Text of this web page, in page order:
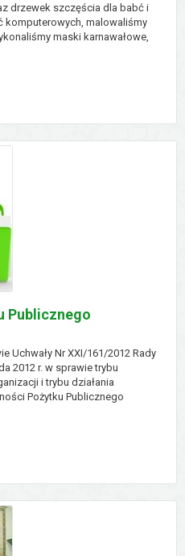
drzewek szczęścia dla babć i
komputerowych, malowaliśmy
maski karnawałowe,
Publicznego
Uchwały Nr XXI/161/2012 Rady
2012 r. w sprawie trybu
i trybu działania
Pożytku Publicznego